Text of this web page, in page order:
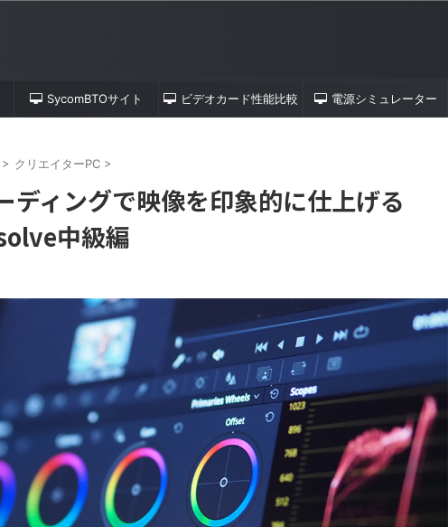
SycomBTOサイト ビデオカード性能比較 電源シミュレーター
> クリエイターPC >
ディングで映像を印象的に仕上げる
中級編